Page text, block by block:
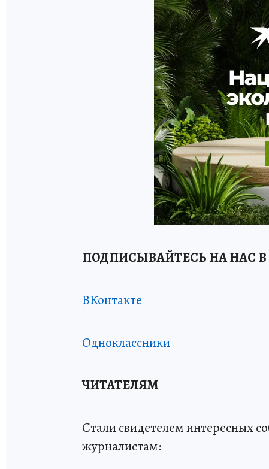
ПОДПИСЫВАЙТЕСЬ НА НАС
ВКонтакте
Одноклассники
ЧИТАТЕЛЯМ
Стали свидетелем интересных
журналистам: